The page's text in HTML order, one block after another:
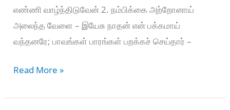
எண்ணி வாழ்ந்திடுவேன் 2. நம்பிக்கை அற்றோனாய்
அலைந்த வேளை – இயேசு நாதன் என் பக்கமாய்
வந்தனரே; பாவங்கள் பாரங்கள் பறக்கச் செய்தார் –
Aanatha
Padiduvean
Read More »